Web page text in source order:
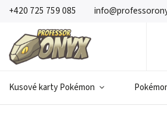
+420 725 759 085
Kusové karty Pokémon